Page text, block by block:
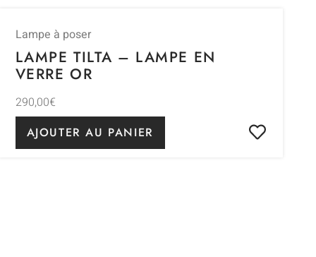
Lampe à poser
LAMPE TILTA – LAMPE EN
VERRE OR
290,00€
AJOUTER AU PANIER